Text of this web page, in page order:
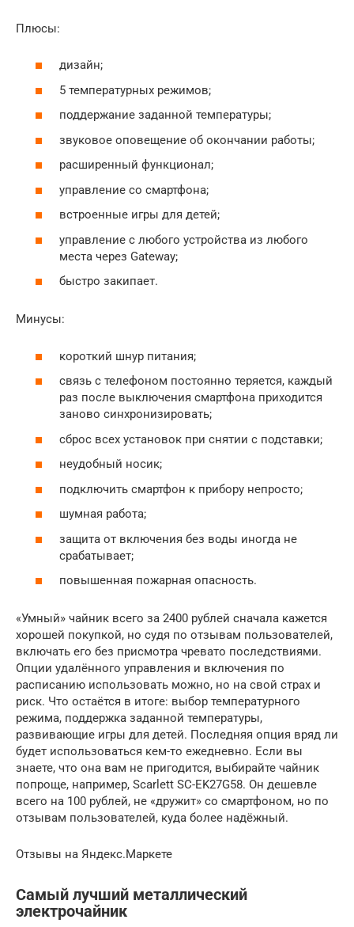
Плюсы:
дизайн;
5 температурных режимов;
поддержание заданной температуры;
звуковое оповещение об окончании работы;
расширенный функционал;
управление со смартфона;
встроенные игры для детей;
управление с любого устройства из любого
места через Gateway;
быстро закипает.
Минусы:
короткий шнур питания;
связь с телефоном постоянно теряется, каждый
раз после выключения смартфона приходится
заново синхронизировать;
сброс всех установок при снятии с подставки;
неудобный носик;
подключить смартфон к прибору непросто;
шумная работа;
защита от включения без воды иногда не
срабатывает;
повышенная пожарная опасность.
«Умный» чайник всего за 2400 рублей сначала кажется
хорошей покупкой, но судя по отзывам пользователей,
включать его без присмотра чревато последствиями.
Опции удалённого управления и включения по
расписанию использовать можно, но на свой страх и
риск. Что остаётся в итоге: выбор температурного
режима, поддержка заданной температуры,
развивающие игры для детей. Последняя опция вряд ли
будет использоваться кем-то ежедневно. Если вы
знаете, что она вам не пригодится, выбирайте чайник
попроще, например, Scarlett SC-EK27G58. Он дешевле
всего на 100 рублей, не «дружит» со смартфоном, но по
отзывам пользователей, куда более надёжный.
Отзывы на Яндекс.Маркете
Самый лучший металлический
электрочайник